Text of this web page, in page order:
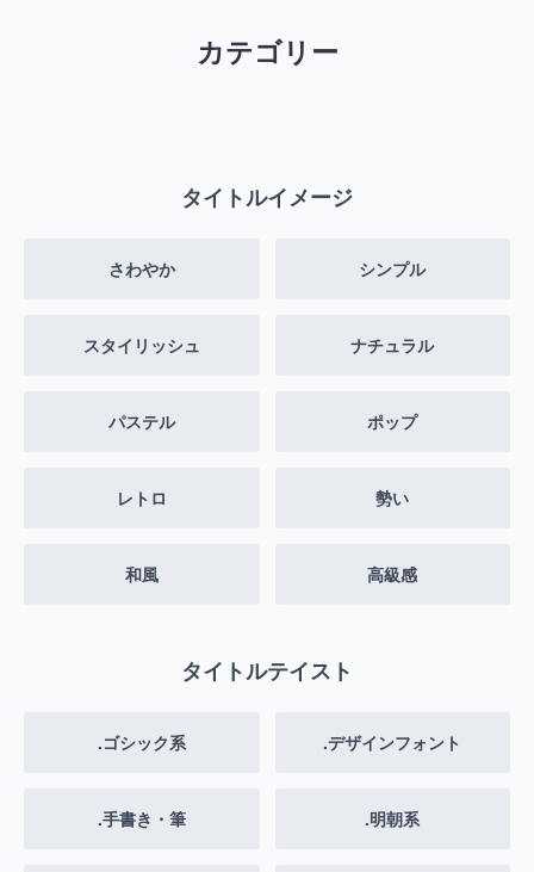
カテゴリー
タイトルイメージ
さわやか シンプル
スタイリッシュ ナチュラル
パステル ポップ
レトロ 勢い
和風 高級感
タイトルテイスト
.ゴシック系 .デザインフォント
.手書き・筆 .明朝系